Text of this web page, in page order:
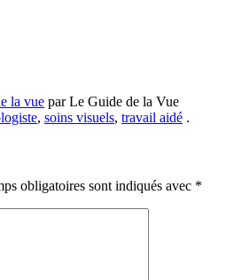
la vue par Le Guide de la Vue
, soins visuels, travail aidé .
obligatoires sont indiqués avec *